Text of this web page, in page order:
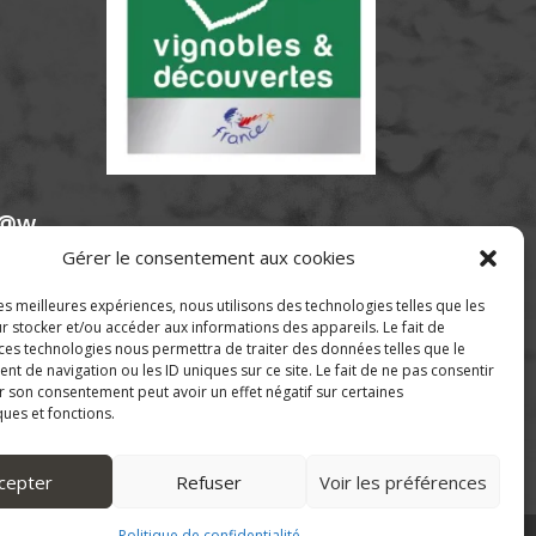
Gérer le consentement aux cookies
meilleures expériences, nous utilisons des technologies telles que les
stocker et/ou accéder aux informations des appareils. Le fait de
technologies nous permettra de traiter des données telles que le
de navigation ou les ID uniques sur ce site. Le fait de ne pas consentir
son consentement peut avoir un effet négatif sur certaines
et fonctions.
Refuser Voir les préférences